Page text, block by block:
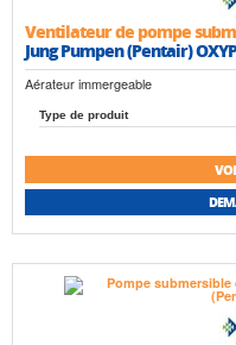
Ventilateur de pompe
Jung Pumpen (Pentair)
Aérateur immergeable
Type de produit